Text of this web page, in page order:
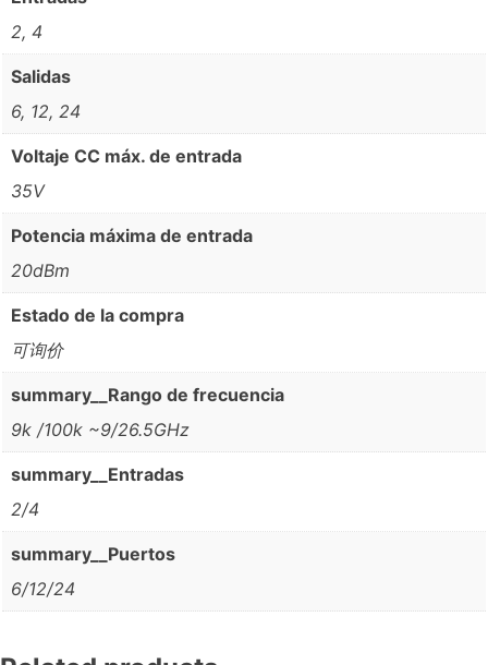
2, 4
Salidas
6, 12, 24
Voltaje CC máx. de entrada
35V
Potencia máxima de entrada
20dBm
Estado de la compra
可询价
summary__Rango de frecuencia
9k /100k ~9/26.5GHz
summary__Entradas
2/4
summary__Puertos
6/12/24